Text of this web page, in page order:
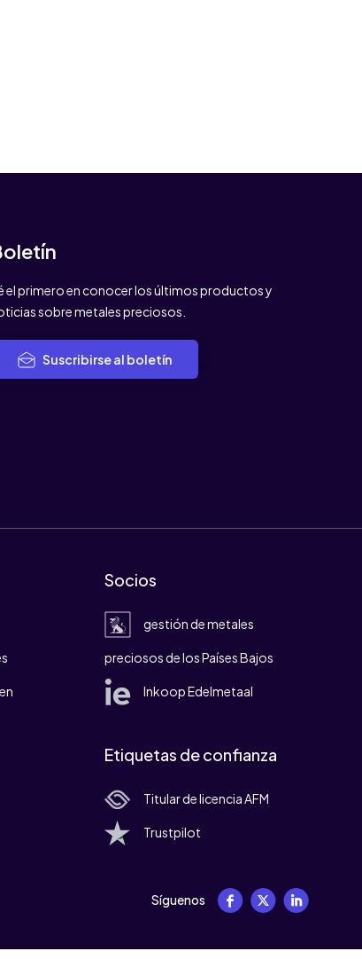
el primero en conocer los últimos productos y
sobre metales preciosos.
Suscribirse al boletín
Socios
gestión de metales
preciosos de los Países Bajos
Inkoop Edelmetaal
Etiquetas de confianza
Titular de licencia AFM
Trustpilot
Síguenos